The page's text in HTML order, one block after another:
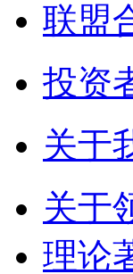
联盟
投资
关于
关于
理论